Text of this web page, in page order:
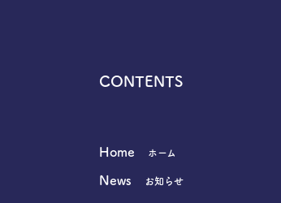
CONTENTS
Home ホーム
News お知らせ